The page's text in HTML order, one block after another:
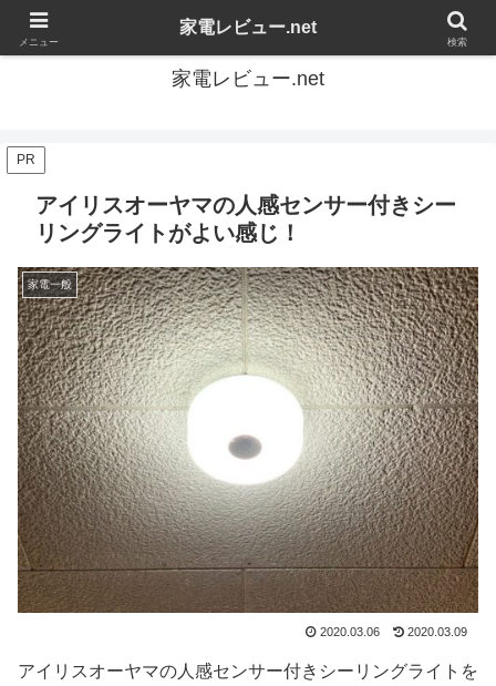
家電の感想を自由にレビューするブログです
家電レビュー.net
PR
アイリスオーヤマの人感センサー付きシー
リングライトがよい感じ！
家電一般
2020.03.06 2020.03.09
アイリスオーヤマの人感センサー付きシーリングライトを
メニュー
家電レビュー.net
検索